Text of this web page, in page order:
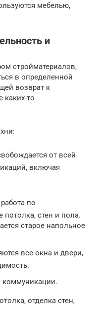
мебелью,
и
стройматериалов,
в определенной
возврат к
каких-то
от всей
включая
по
стен и пола.
старое напольное
все окна и двери,
отделка стен,